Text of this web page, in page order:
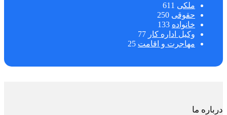
ملکی
611
حقوقی
250
خانواده 133
وکیل اداره کار 77
مهاجرت و اقامت 25
درباره ما